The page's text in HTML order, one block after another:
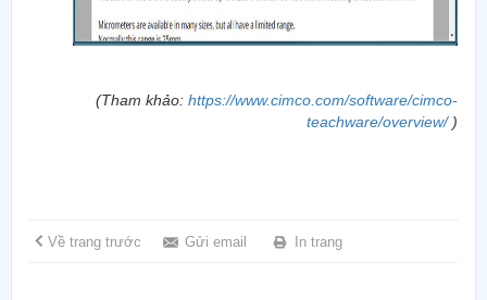
(Tham khảo: https://www.cimco.com/software/cimco-
teachware/overview/)
Về trang trước Gửi email In trang